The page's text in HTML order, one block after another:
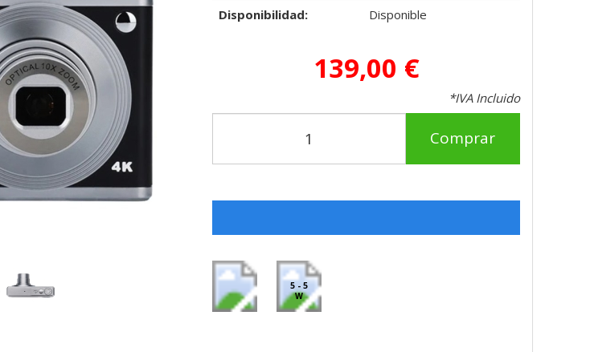
Disponibilidad:
Disponible
139,00 €
*IVA Incluido
Comprar
5 - 5
W